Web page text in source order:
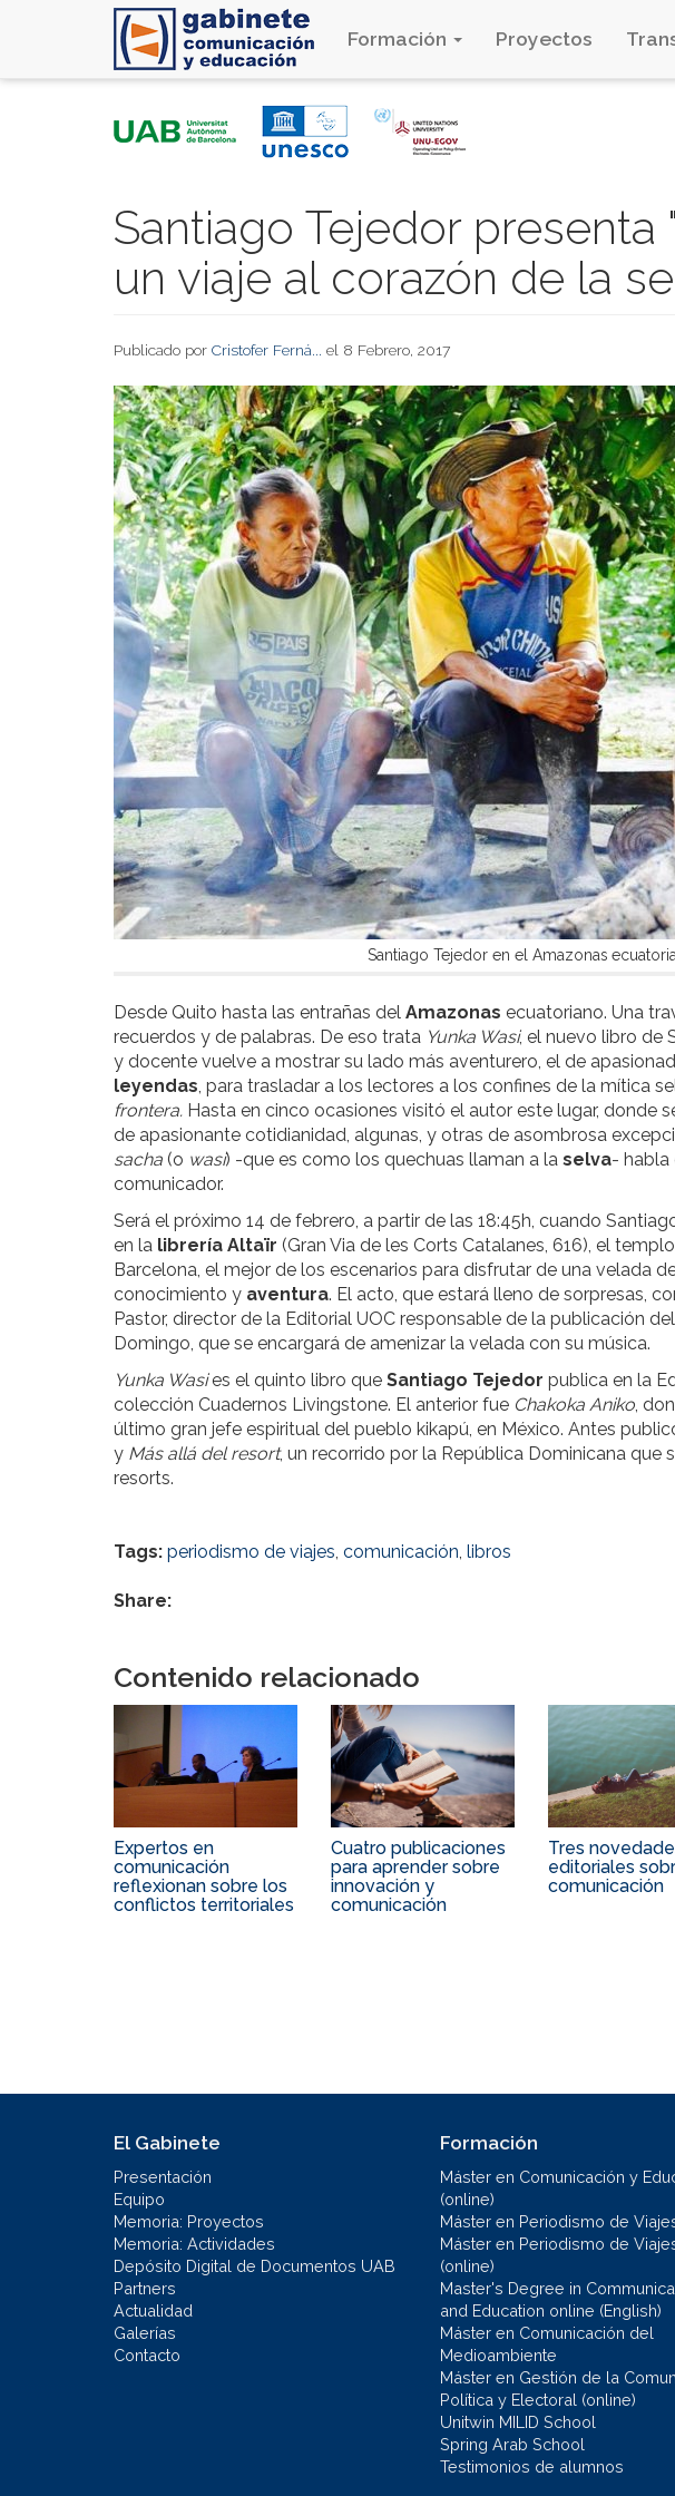
Formación Proyectos
Santiago Tejedor presenta
un viaje al corazón de la
Publicado por Cristofer Ferná... el 8 Febrero, 2017
Santiago Tejedor en el Amazonas
Desde Quito hasta las entrañas del Amazonas ecuatoriano. Una
recuerdos y de palabras. De eso trata Yunka Wasi, el nuevo libro de
y docente vuelve a mostrar su lado más aventurero, el de
leyendas, para trasladar a los lectores a los confines de la mítica
frontera. Hasta en cinco ocasiones visitó el autor este lugar, donde
de apasionante cotidianidad, algunas, y otras de asombrosa
sacha (o wasi) -que es como los quechuas llaman a la selva- habla
comunicador.
Será el próximo 14 de febrero, a partir de las 18:45h, cuando
en la librería Altaïr (Gran Via de les Corts Catalanes, 616), el
Barcelona, el mejor de los escenarios para disfrutar de una velada
conocimiento y aventura. El acto, que estará lleno de sorpresas,
Pastor, director de la Editorial UOC responsable de la publicación
Domingo, que se encargará de amenizar la velada con su música.
Yunka Wasies el quinto libro que Santiago Tejedor publica en la
colección Cuadernos Livingstone. El anterior fue Chakoka Aniko,
último gran jefe espiritual del pueblo kikapú, en México. Antes
y Más allá del resort, un recorrido por la República Dominicana que
resorts.
Tags: periodismo de viajes, comunicación, libros
Share:
Contenido relacionado
Expertos en
comunicación
reflexionan sobre los
conflictos territoriales
Cuatro publicaciones
para aprender sobre
innovación y
comunicación
Tres
editoriales
comunicación
El Gabinete
Presentación
Equipo
Memoria: Proyectos
Memoria: Actividades
Depósito Digital de Documentos UAB
Partners
Actualidad
Galerías
Contacto
Formación
Máster en Comunicación y
(online)
Máster en Periodismo de
Máster en Periodismo de
(online)
Master's Degree in
and Education online (English)
Máster en Comunicación del
Medioambiente
Máster en Gestión de la
Política y Electoral (online)
Unitwin MILID School
Spring Arab School
Testimonios de alumnos